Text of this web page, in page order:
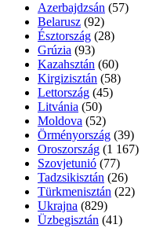
Azerbajdzsán (57)
Belarusz (92)
Észtország (28)
Grúzia (93)
Kazahsztán (60)
Kirgizisztán (58)
Lettország (45)
Litvánia (50)
Moldova (52)
Örményország (39)
Oroszország (1 167)
Szovjetunió (77)
Tadzsikisztán (26)
Türkmenisztán (22)
Ukrajna (829)
Üzbegisztán (41)